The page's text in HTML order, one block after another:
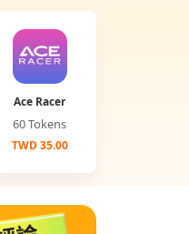
Ace Racer
60 Tokens
TWD 35.00